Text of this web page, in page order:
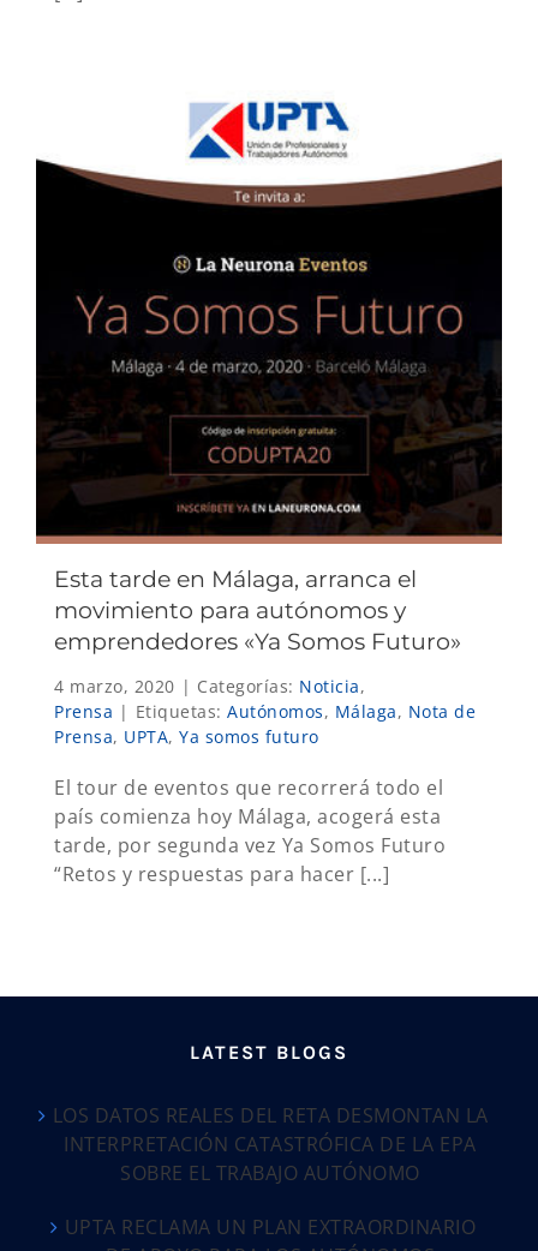
Esta tarde en Málaga, arranca el
movimiento para autónomos y
emprendedores «Ya Somos Futuro»
4 marzo, 2020 | Categorías: Noticia,
Prensa | Etiquetas: Autónomos, Málaga, Nota de
Prensa, UPTA, Ya somos futuro
El tour de eventos que recorrerá todo el
país comienza hoy Málaga, acogerá esta
tarde, por segunda vez Ya Somos Futuro
“Retos y respuestas para hacer [...]
LATEST BLOGS
LOS DATOS REALES DEL RETA DESMONTAN LA
INTERPRETACIÓN CATASTRÓFICA DE LA EPA
SOBRE EL TRABAJO AUTÓNOMO
UPTA RECLAMA UN PLAN EXTRAORDINARIO